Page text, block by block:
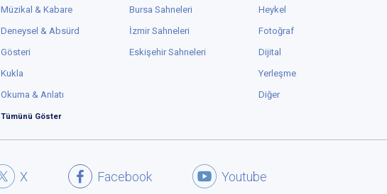
Müzikal & Kabare
Deneysel & Absürd
Gösteri
Kukla
Okuma & Anlatı
Tümünü Göster
Bursa Sahneleri
İzmir Sahneleri
Eskişehir Sahneleri
Heykel
Fotoğraf
Dijital
Yerleşme
Diğer
Youtube
Facebook
X